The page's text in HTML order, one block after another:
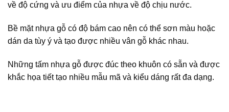
về độ cứng và ưu điểm của nhựa về độ chịu nước.
Bề mặt nhựa gỗ có độ bám cao nên có thể sơn màu hoặc
dán da tùy ý và tạo được nhiều vân gỗ khác nhau.
Những tấm nhựa gỗ được đúc theo khuôn có sẵn và được
khắc họa tiết tạo nhiều mẫu mã và kiểu dáng rất đa dạng.